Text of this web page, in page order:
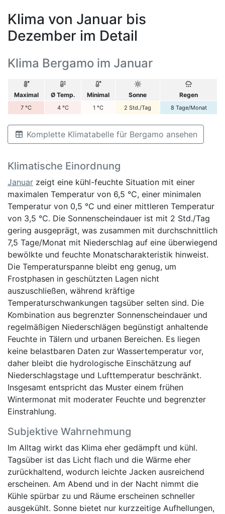
Klima von Januar bis
Dezember im Detail
Klima Bergamo im Januar
Maximal Ø Temp. Minimal Sonne Regen
7 °C 4 °C 1 °C 2 Std./Tag 8 Tage/Monat
Komplette Klimatabelle für Bergamo ansehen
Klimatische Einordnung
Januar zeigt eine kühl-feuchte Situation mit einer
maximalen Temperatur von 6,5 °C, einer minimalen
Temperatur von 0,5 °C und einer mittleren Temperatur
von 3,5 °C. Die Sonnenscheindauer ist mit 2 Std./Tag
gering ausgeprägt, was zusammen mit durchschnittlich
7,5 Tage/Monat mit Niederschlag auf eine überwiegend
bewölkte und feuchte Monatscharakteristik hinweist.
Die Temperaturspanne bleibt eng genug, um
Frostphasen in geschützten Lagen nicht
auszuschließen, während kräftige
Temperaturschwankungen tagsüber selten sind. Die
Kombination aus begrenzter Sonnenscheindauer und
regelmäßigen Niederschlägen begünstigt anhaltende
Feuchte in Tälern und urbanen Bereichen. Es liegen
keine belastbaren Daten zur Wassertemperatur vor,
daher bleibt die hydrologische Einschätzung auf
Niederschlagstage und Lufttemperatur beschränkt.
Insgesamt entspricht das Muster einem frühen
Wintermonat mit moderater Feuchte und begrenzter
Einstrahlung.
Subjektive Wahrnehmung
Im Alltag wirkt das Klima eher gedämpft und kühl.
Tagsüber ist das Licht flach und die Wärme eher
zurückhaltend, wodurch leichte Jacken ausreichend
erscheinen. Am Abend und in der Nacht nimmt die
Kühle spürbar zu und Räume erscheinen schneller
ausgekühlt. Sonne bietet nur kurzzeitige Aufhellungen,